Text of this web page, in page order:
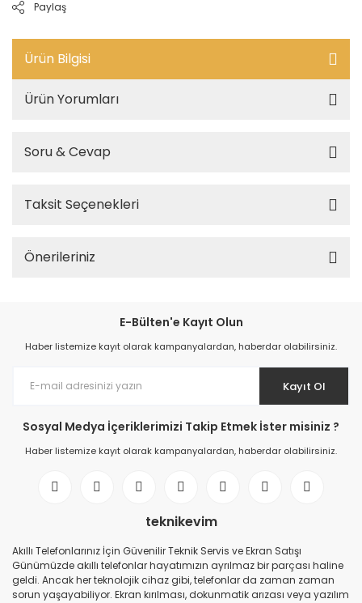
Paylaş
Ürün Bilgisi
Ürün Yorumları
Soru & Cevap
Taksit Seçenekleri
Önerileriniz
E-Bülten'e Kayıt Olun
Haber listemize kayıt olarak kampanyalardan, haberdar olabilirsiniz.
Kayıt Ol
Sosyal Medya İçeriklerimizi Takip Etmek İster misiniz ?
Haber listemize kayıt olarak kampanyalardan, haberdar olabilirsiniz.
teknikevim
Akıllı Telefonlarınız İçin Güvenilir Teknik Servis ve Ekran Satışı
Günümüzde akıllı telefonlar hayatımızın ayrılmaz bir parçası haline
geldi. Ancak her teknolojik cihaz gibi, telefonlar da zaman zaman
sorun yaşayabiliyor. Ekran kırılması, dokunmatik arızası veya yazılım